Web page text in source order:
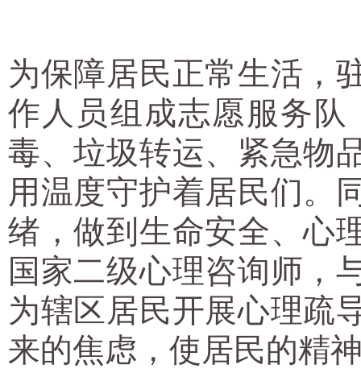
为保障居民正常生活，
作人员组成志愿服务
毒、垃圾转运、紧急物
用温度守护着居民们。
绪，做到生命安全、心
国家二级心理咨询师，
为辖区居民开展心理疏
来的焦虑，使居民的精